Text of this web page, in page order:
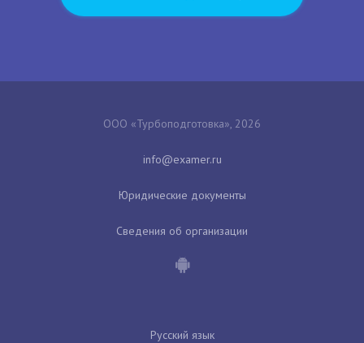
ООО «Турбоподготовка», 2026
Юридические документы
Сведения об организации
Русский язык